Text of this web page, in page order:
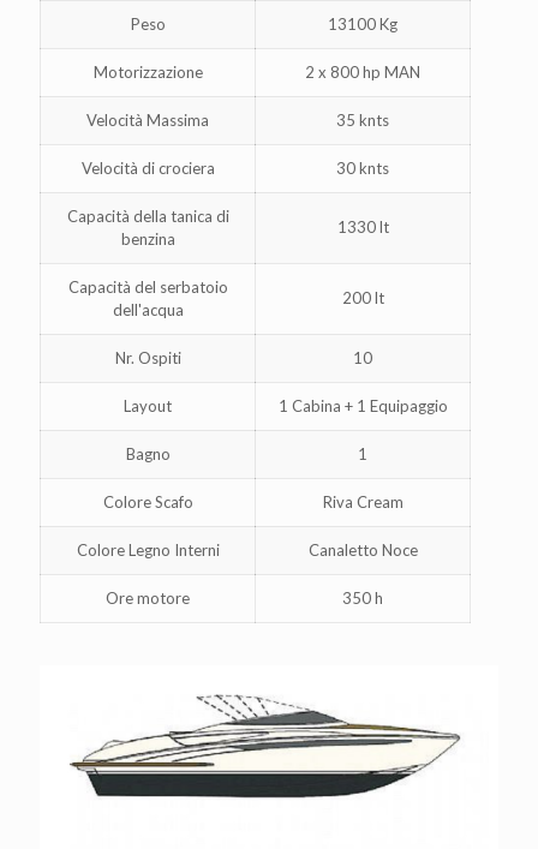
Peso 13100 Kg
Motorizzazione 2 x 800 hp MAN
Velocità Massima 35 knts
Velocità di crociera 30 knts
Capacità della tanica di
benzina
1330 lt
Capacità del serbatoio
dell'acqua
200 lt
Nr. Ospiti 10
Layout 1 Cabina + 1 Equipaggio
Bagno 1
Colore Scafo Riva Cream
Colore Legno Interni Canaletto Noce
Ore motore 350 h